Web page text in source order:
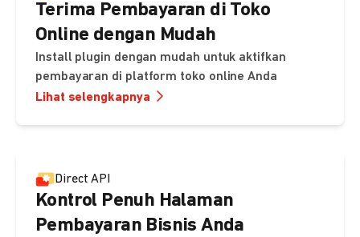
Terima Pembayaran di Toko
Online dengan Mudah
Install plugin dengan mudah untuk aktifkan
pembayaran di platform toko online Anda
Lihat selengkapnya
Direct API
Kontrol Penuh Halaman
Pembayaran Bisnis Anda